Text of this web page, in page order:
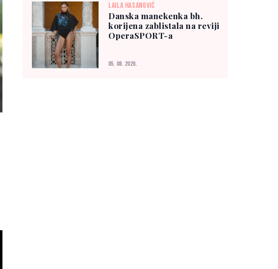
LAILA HASANOVIĆ
Danska manekenka bh.
korijena zablistala na reviji
OperaSPORT-a
05. 08. 2026.